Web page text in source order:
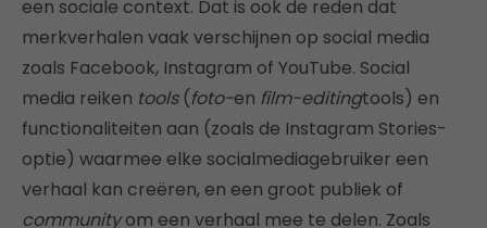
een sociale context. Dat is ook de reden dat
merkverhalen vaak verschijnen op social media
zoals Facebook, Instagram of YouTube. Social
media reiken tools (foto-en film-editingtools) en
functionaliteiten aan (zoals de Instagram Stories-
optie) waarmee elke socialmediagebruiker een
verhaal kan creëren, en een groot publiek of
communityom een verhaal mee te delen. Zoals